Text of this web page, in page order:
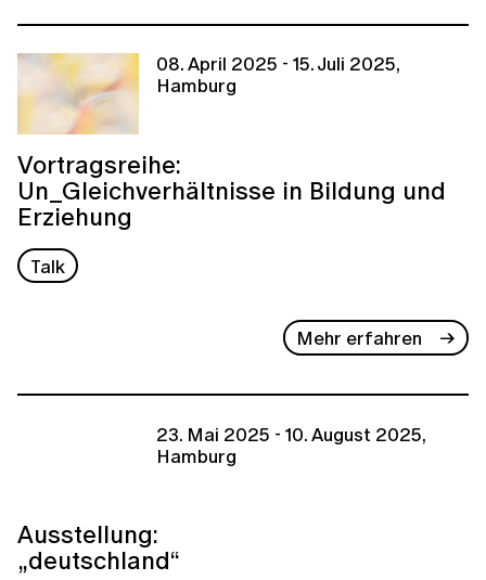
08. April 2025 - 15. Juli 2025,
Hamburg
Vortragsreihe:
Un_Gleichverhältnisse in Bildung und
Erziehung
Talk
Mehr erfahren
23. Mai 2025 - 10. August 2025,
Hamburg
Ausstellung:
„deutschland“